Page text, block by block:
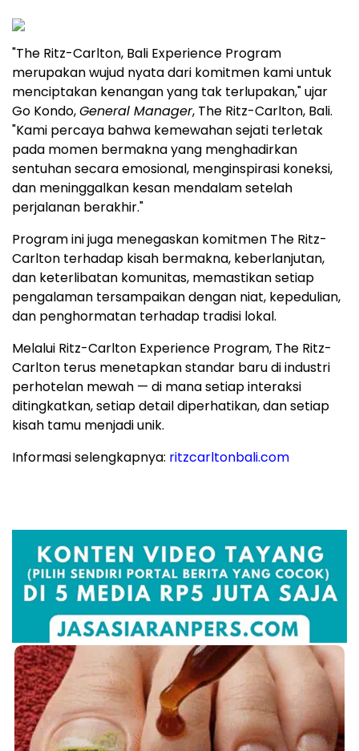
"The Ritz-Carlton, Bali Experience Program
merupakan wujud nyata dari komitmen kami untuk
menciptakan kenangan yang tak terlupakan," ujar
Go Kondo,General Manager, The Ritz-Carlton, Bali.
"Kami percaya bahwa kemewahan sejati terletak
pada momen bermakna yang menghadirkan
sentuhan secara emosional, menginspirasi koneksi,
dan meninggalkan kesan mendalam setelah
perjalanan berakhir."
Program ini juga menegaskan komitmen The Ritz-
Carlton terhadap kisah bermakna, keberlanjutan,
dan keterlibatan komunitas, memastikan setiap
pengalaman tersampaikan dengan niat, kepedulian,
dan penghormatan terhadap tradisi lokal.
Melalui Ritz-Carlton Experience Program, The Ritz-
Carlton terus menetapkan standar baru di industri
perhotelan mewah — di mana setiap interaksi
ditingkatkan, setiap detail diperhatikan, dan setiap
kisah tamu menjadi unik.
Informasi selengkapnya: ritzcarltonbali.com